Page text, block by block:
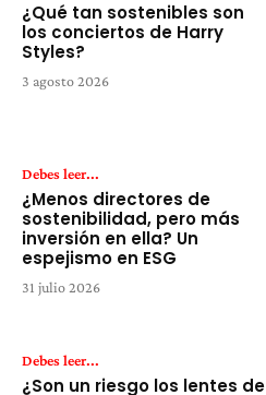
¿Qué tan sostenibles son
los conciertos de Harry
Styles?
3 agosto 2026
Debes leer...
¿Menos directores de
sostenibilidad, pero más
inversión en ella? Un
espejismo en ESG
31 julio 2026
Debes leer...
¿Son un riesgo los lentes de